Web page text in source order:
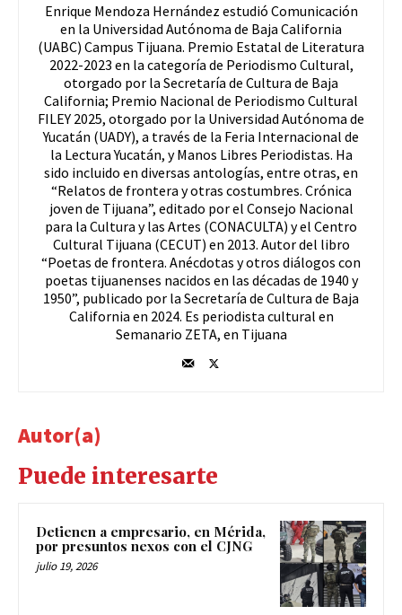
Enrique Mendoza Hernández estudió Comunicación
en la Universidad Autónoma de Baja California
(UABC) Campus Tijuana. Premio Estatal de Literatura
2022-2023 en la categoría de Periodismo Cultural,
otorgado por la Secretaría de Cultura de Baja
California; Premio Nacional de Periodismo Cultural
FILEY 2025, otorgado por la Universidad Autónoma de
Yucatán (UADY), a través de la Feria Internacional de
la Lectura Yucatán, y Manos Libres Periodistas. Ha
sido incluido en diversas antologías, entre otras, en
“Relatos de frontera y otras costumbres. Crónica
joven de Tijuana”, editado por el Consejo Nacional
para la Cultura y las Artes (CONACULTA) y el Centro
Cultural Tijuana (CECUT) en 2013. Autor del libro
“Poetas de frontera. Anécdotas y otros diálogos con
poetas tijuanenses nacidos en las décadas de 1940 y
1950”, publicado por la Secretaría de Cultura de Baja
California en 2024. Es periodista cultural en
Semanario ZETA, en Tijuana
Autor(a)
Puede interesarte
Detienen a empresario, en Mérida,
por presuntos nexos con el CJNG
julio 19, 2026